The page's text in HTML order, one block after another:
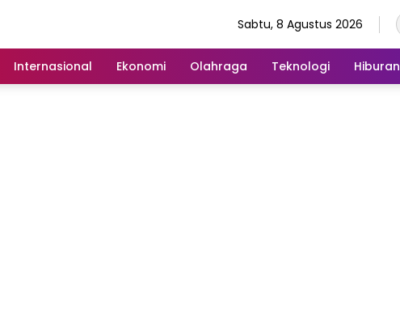
Sabtu, 8 Agustus 2026
Internasional Ekonomi Olahraga Teknologi Hiburan